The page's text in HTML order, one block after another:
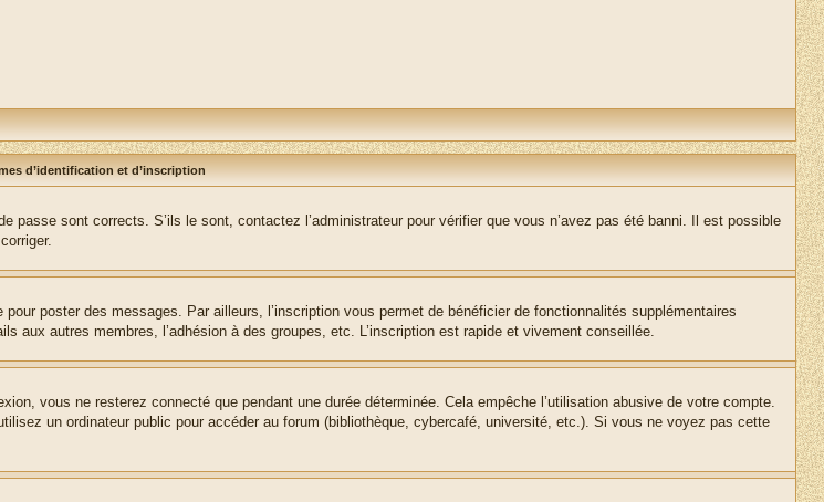
d’identification et d’inscription
sont corrects. S’ils le sont, contactez l’administrateur pour vérifier que vous n’avez pas été banni. Il est possible
poster des messages. Par ailleurs, l’inscription vous permet de bénéficier de fonctionnalités supplémentaires
aux autres membres, l’adhésion à des groupes, etc. L’inscription est rapide et vivement conseillée.
vous ne resterez connecté que pendant une durée déterminée. Cela empêche l’utilisation abusive de votre compte.
un ordinateur public pour accéder au forum (bibliothèque, cybercafé, université, etc.). Si vous ne voyez pas cette